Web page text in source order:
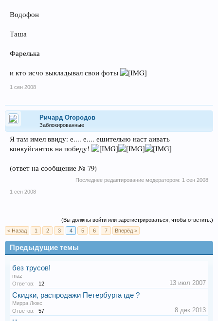
Водофон
Таша
Фарелька
и кто исчо выкладывал свои фоты
1 сен 2008
Ричард Огородов
Заблокированные
Я там имел ввиду: е.... е.... ешительно наст аивать
конкуйсанток на победу!
(ответ на сообщение № 79)
Последнее редактирование модератором: 1 сен 2008
1 сен 2008
(Вы должны войти или зарегистрироваться, чтобы ответить.)
< Назад
1 2 3 4 5 6 7 Вперёд >
Предыдущие темы
без трусов!
maz
Ответов:
12 13 июл 2007
Скидки, распродажи Петербурга где ?
Мирра Люкс
Ответов:
57 8 дек 2013